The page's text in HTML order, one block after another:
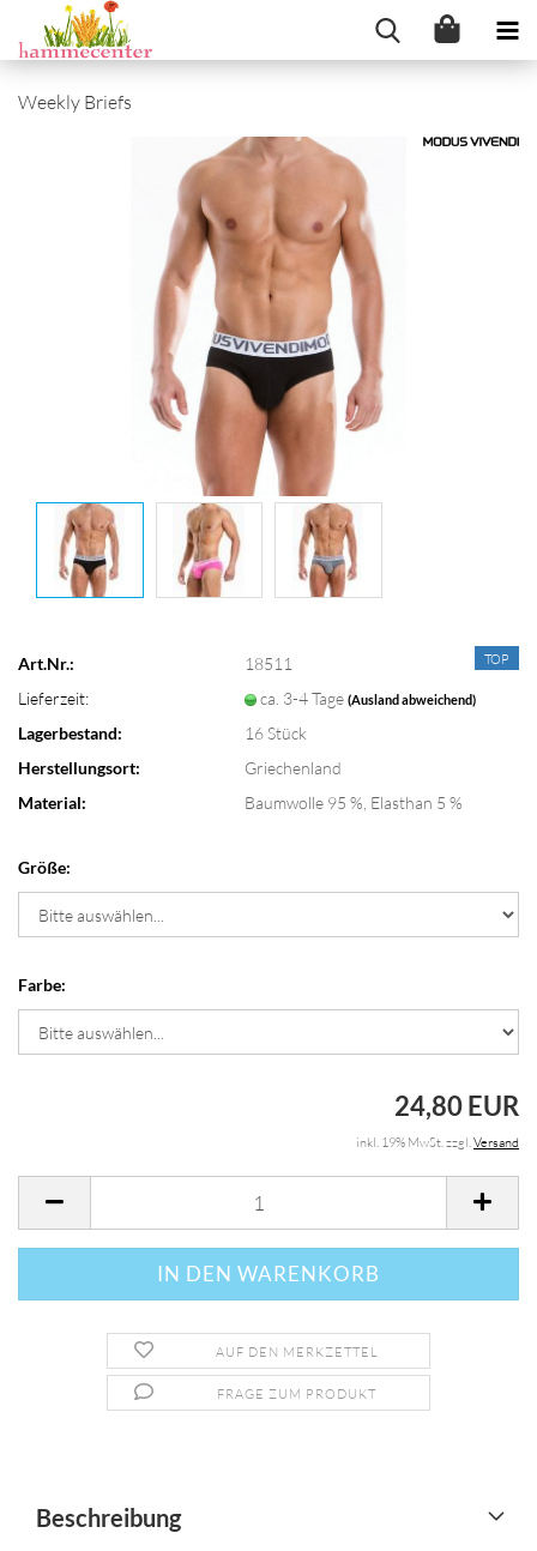
Weekly Briefs
TOP
Art.Nr.:
18511
Lieferzeit:
ca. 3-4 Tage(Ausland abweichend)
Lagerbestand: 16Stück
Herstellungsort:
Griechenland
Material:
Baumwolle 95 %, Elasthan 5 %
Größe:
Farbe:
24,80 EUR
inkl. 19% MwSt. zzgl.Versand
AUF DEN MERKZETTEL
FRAGE ZUM PRODUKT
Beschreibung